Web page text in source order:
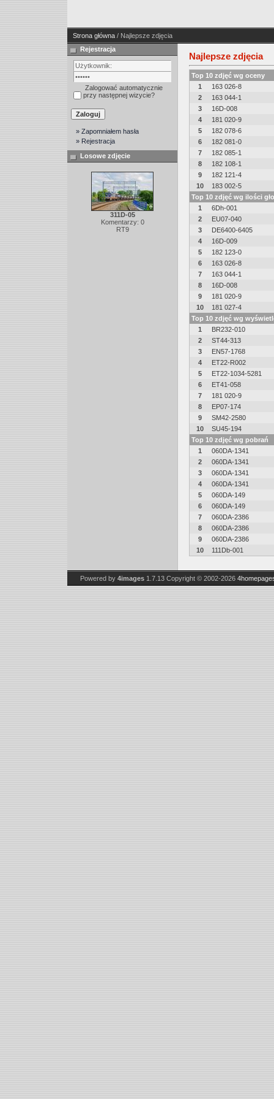
Strona główna / Najlepsze zdjęcia
Rejestracja
Zalogować automatycznie
przy następnej wizycie?
» Zapomniałem hasła
» Rejestracja
Losowe zdjęcie
311D-05
Komentarzy: 0
RT9
Najlepsze zdjęcia
Top 10 zdjęć wg oceny
1
163 026-8
2
163 044-1
3
16D-008
4
181 020-9
5
182 078-6
6
182 081-0
7
182 085-1
8
182 108-1
9
182 121-4
10
183 002-5
Top 10 zdjęć wg ilości
1
6Dh-001
2
EU07-040
3
DE6400-6405
4
16D-009
5
182 123-0
6
163 026-8
7
163 044-1
8
16D-008
9
181 020-9
10
181 027-4
Top 10 zdjęć wg
1
BR232-010
2
ST44-313
3
EN57-1768
4
ET22-R002
5
ET22-1034-5281
6
ET41-058
7
181 020-9
8
EP07-174
9
SM42-2580
10
SU45-194
Top 10 zdjęć wg pobrań
1
060DA-1341
2
060DA-1341
3
060DA-1341
4
060DA-1341
5
060DA-149
6
060DA-149
7
060DA-2386
8
060DA-2386
9
060DA-2386
10
111Db-001
Powered by 4images 1.7.13 Copyright © 2002-2026